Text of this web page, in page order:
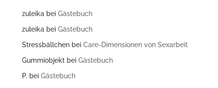
zuleikabei Gästebuch
zuleikabei Gästebuch
Stressbällchenbei Care-Dimensionen von Sexarbeit
Gummiobjektbei Gästebuch
P. bei Gästebuch